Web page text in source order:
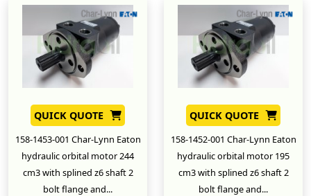
QUICK QUOTE
158-1453-001 Char-Lynn Eaton
hydraulic orbital motor 244
cm3 with splined z6 shaft 2
bolt flange and...
QUICK QUOTE
158-1452-001 Char-Lynn Eaton
hydraulic orbital motor 195
cm3 with splined z6 shaft 2
bolt flange and...